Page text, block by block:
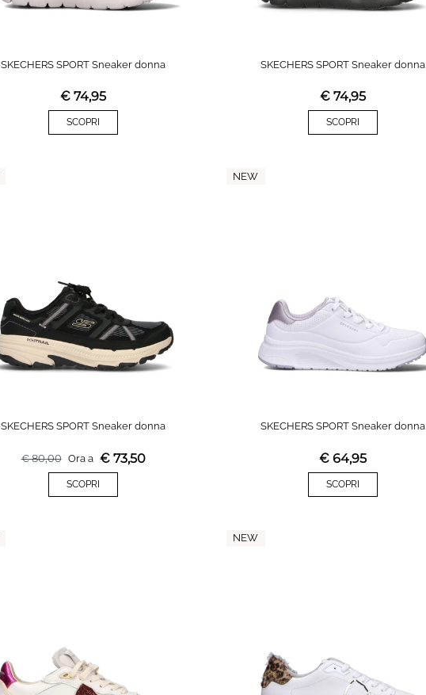
SKECHERS SPORT Sneaker donna
€ 74,95
SCOPRI
SKECHERS SPORT Sneaker donna
€ 74,95
SCOPRI
SKECHERS SPORT Sneaker donna
€80,00 Ora a € 73,50
SCOPRI
NEW
SKECHERS SPORT Sneaker donna
€ 64,95
SCOPRI
NEW